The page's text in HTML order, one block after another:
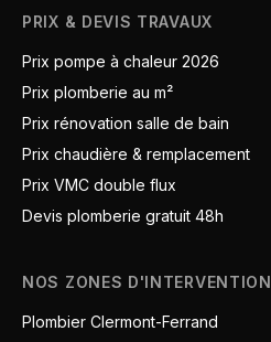
PRIX & DEVIS TRAVAUX
Prix pompe à chaleur 2026
Prix plomberie au m²
Prix rénovation salle de bain
Prix chaudière & remplacement
Prix VMC double flux
Devis plomberie gratuit 48h
NOS ZONES D'INTERVENTION
Plombier Clermont-Ferrand